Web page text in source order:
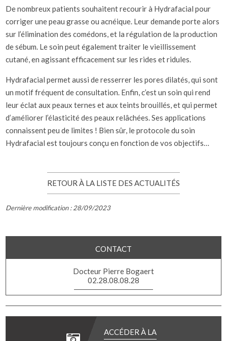
De nombreux patients souhaitent recourir à Hydrafacial pour
corriger une peau grasse ou acnéique. Leur demande porte alors
sur l’élimination des comédons, et la régulation de la production
de sébum. Le soin peut également traiter le vieillissement
cutané, en agissant efficacement sur les rides et ridules.
Hydrafacial permet aussi de resserrer les pores dilatés, qui sont
un motif fréquent de consultation. Enfin, c’est un soin qui rend
leur éclat aux peaux ternes et aux teints brouillés, et qui permet
d’améliorer l’élasticité des peaux relâchées. Ses applications
connaissent peu de limites ! Bien sûr, le protocole du soin
Hydrafacial est toujours conçu en fonction de vos objectifs…
RETOUR À LA LISTE DES ACTUALITÉS
Dernière modification : 28/09/2023
CONTACT
Docteur Pierre Bogaert
02.28.08.08.28
ACCÉDER À LA